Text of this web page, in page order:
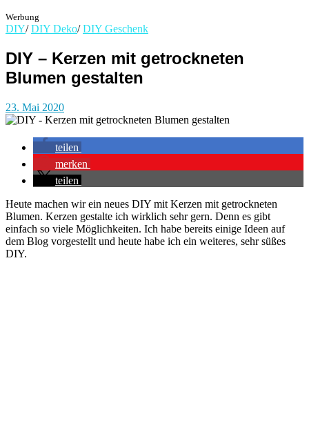
Werbung
DIY/ DIY Deko/ DIY Geschenk
DIY – Kerzen mit getrockneten
Blumen gestalten
23. Mai 2020
teilen
merken
teilen
Heute machen wir ein neues DIY mit Kerzen mit getrockneten
Blumen. Kerzen gestalte ich wirklich sehr gern. Denn es gibt
einfach so viele Möglichkeiten. Ich habe bereits einige Ideen auf
dem Blog vorgestellt und heute habe ich ein weiteres, sehr süßes
DIY.